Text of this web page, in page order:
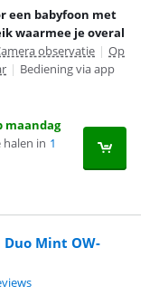
een babyfoon met
waarmee je overal
observatie | Op
| Bediening via app
maandag
halen in 1
Mint OW-
reviews.